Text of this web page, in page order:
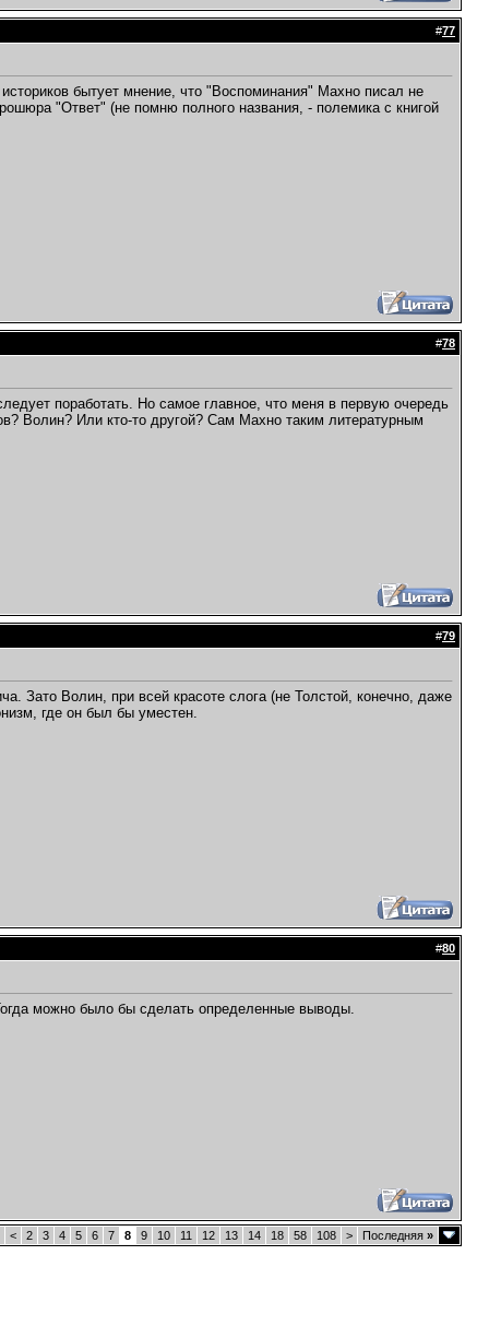
#77
бытует мнение, что "Воспоминания" Махно писал не
"Ответ" (не помню полного названия, - полемика с книгой
#78
поработать. Но самое главное, что меня в первую очередь
Волин? Или кто-то другой? Сам Махно таким литературным
#79
Зато Волин, при всей красоте слога (не Толстой, конечно, даже
где он был бы уместен.
#80
можно было бы сделать определенные выводы.
< 2 3 4 5 6 7 8 9 10 11 12 13 14 18 58 108 > Последняя »